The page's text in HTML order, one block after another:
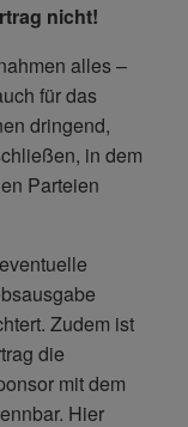
nicht!
alles –
für das
dringend,
in dem
Parteien
Zudem ist
die
mit dem
Hier